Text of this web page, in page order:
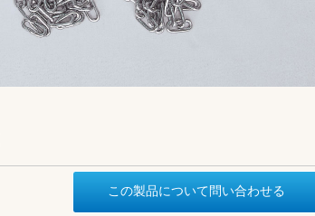
この製品について問い合わせる